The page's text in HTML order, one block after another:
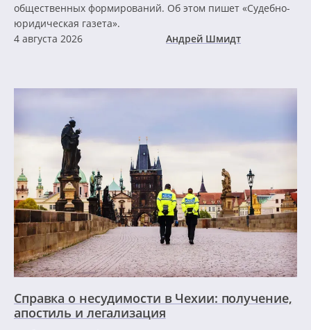
общественных формирований. Об этом пишет «Судебно-
юридическая газета».
4 августа 2026
Андрей Шмидт
Справка о несудимости в Чехии: получение,
апостиль и легализация